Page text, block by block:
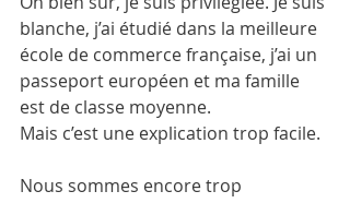
blanche, j’ai étudié dans la meilleure
école de commerce française, j’ai un
passeport européen et ma famille
est de classe moyenne.
Mais c’est une explication trop facile.
Nous sommes encore trop